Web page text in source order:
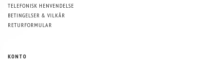
TELEFONISK HENVENDELSE
BETINGELSER & VILKÅR
RETURFORMULAR
KONTO